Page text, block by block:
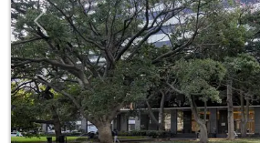
Previous